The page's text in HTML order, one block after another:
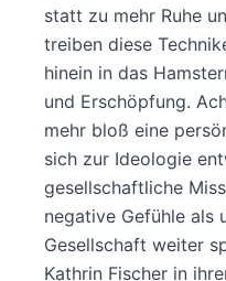
statt zu mehr Ruhe
treiben diese
hinein in das
und Erschöpfung.
mehr bloß eine
sich zur Ideologie
gesellschaftliche
negative Gefühle als
Gesellschaft weiter
Kathrin Fischer in